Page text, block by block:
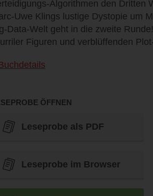
Algorithmen den Dritten
Uwe Klings lustige Dystopie um
Data-Welt geht in die zweite
Figuren und verblüffenden
ÖFFNEN
Leseprobe als PDF
Leseprobe im Browser